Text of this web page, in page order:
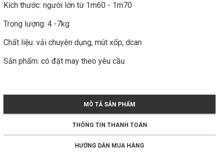
Kích thước: người lớn từ 1m60 - 1m70
Trọng lượng: 4 -7kg
Chất liệu: vải chuyên dụng, mút xốp, dcan
Sản phẩm: có đặt may theo yêu cầu
MÔ TẢ SẢN PHẨM
THÔNG TIN THANH TOÁN
HƯỚNG DẪN MUA HÀNG